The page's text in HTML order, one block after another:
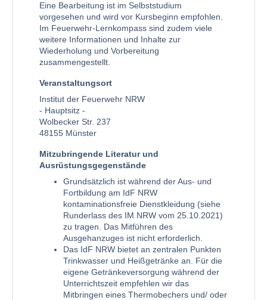
Eine Bearbeitung ist im Selbststudium
vorgesehen und wird vor Kursbeginn empfohlen.
Im Feuerwehr-Lernkompass sind zudem viele
weitere Informationen und Inhalte zur
Wiederholung und Vorbereitung
zusammengestellt.
Veranstaltungsort
Institut der Feuerwehr NRW
- Hauptsitz -
Wolbecker Str. 237
48155 Münster
Mitzubringende Literatur und
Ausrüstungsgegenstände
Grundsätzlich ist während der Aus- und
Fortbildung am IdF NRW
kontaminationsfreie Dienstkleidung (siehe
Runderlass des IM NRW vom 25.10.2021)
zu tragen. Das Mitführen des
Ausgehanzuges ist nicht erforderlich.
Das IdF NRW bietet an zentralen Punkten
Trinkwasser und Heißgetränke an. Für die
eigene Getränkeversorgung während der
Unterrichtszeit empfehlen wir das
Mitbringen eines Thermobechers und/ oder